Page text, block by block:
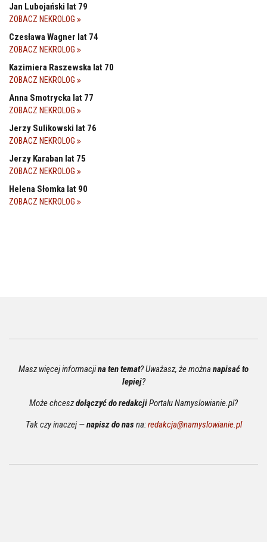
Jan Lubojański lat 79
ZOBACZ NEKROLOG
Czesława Wagner lat 74
ZOBACZ NEKROLOG
Kazimiera Raszewska lat 70
ZOBACZ NEKROLOG
Anna Smotrycka lat 77
ZOBACZ NEKROLOG
Jerzy Sulikowski lat 76
ZOBACZ NEKROLOG
Jerzy Karaban lat 75
ZOBACZ NEKROLOG
Helena Słomka lat 90
ZOBACZ NEKROLOG
Masz więcej informacjina ten temat? Uważasz, że możnanapisać to
lepiej?
Może chceszdołączyć do redakcjiPortalu Namyslowianie.pl?
Tak czy inaczej —napisz do nasna:redakcja@namyslowianie.pl